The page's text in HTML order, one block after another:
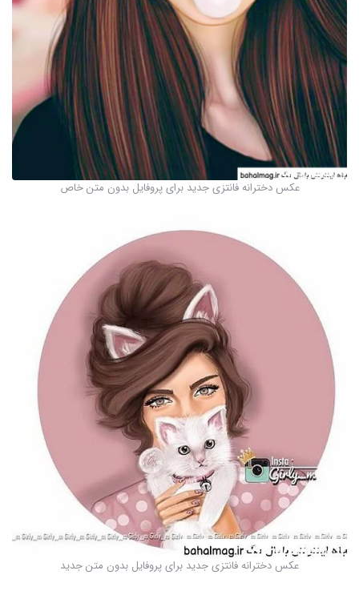
عکس دخترانه فانتزی جدید برای پروفایل بدون متن خاص
عکس دخترانه فانتزی جدید برای پروفایل بدون متن جدید